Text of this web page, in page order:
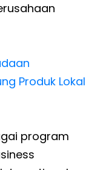
Produk Lokal
program